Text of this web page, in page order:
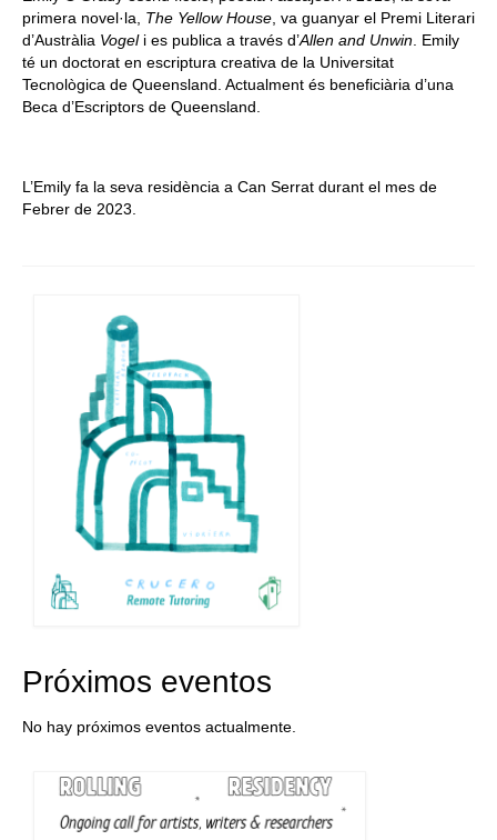
primera novel·la, The Yellow House , va guanyar el Premi Literari
d’Austràlia Vogeli es publica a través d’Allen and Unwin . Emily
té un doctorat en escriptura creativa de la Universitat
Tecnològica de Queensland. Actualment és beneficiària d’una
Beca d’Escriptors de Queensland.
L’Emily fa la seva residència a Can Serrat durant el mes de
Febrer de 2023.
Próximos eventos
No hay próximos eventos actualmente.